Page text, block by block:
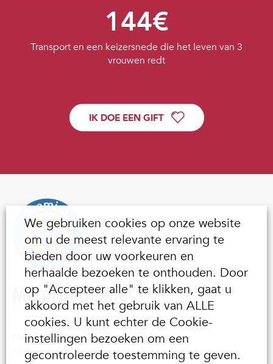
144€
Transport en een keizersnede die het leven van 3
vrouwen redt
IK DOE EEN GIFT
Memisa België
Handelsstraat 20/22 – 1000 Brussel
Neem contact op
We gebruiken cookies op onze website
om u de meest relevante ervaring te
bieden door uw voorkeuren en
herhaalde bezoeken te onthouden. Door
op "Accepteer alle" te klikken, gaat u
akkoord met het gebruik van ALLE
cookies. U kunt echter de Cookie-
instellingen bezoeken om een
gecontroleerde toestemming te geven.